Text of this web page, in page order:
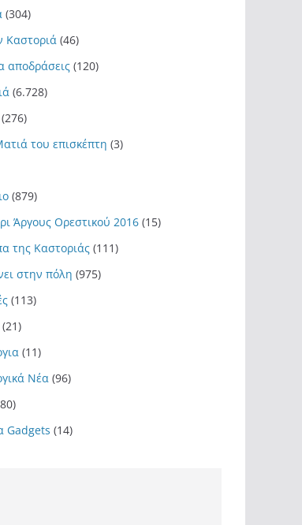
(304)
Καστοριά (46)
αποδράσεις (120)
(6.728)
(276)
του επισκέπτη (3)
(879)
Άργους Ορεστικού 2016 (15)
της Καστοριάς (111)
στην πόλη (975)
(113)
(21)
(11)
Νέα (96)
Gadgets (14)